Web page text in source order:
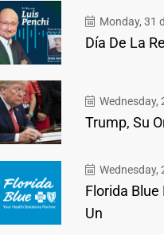
Monday, 31
Día De La
Wednesday,
Trump, Su
Wednesday,
Florida Blue
Un